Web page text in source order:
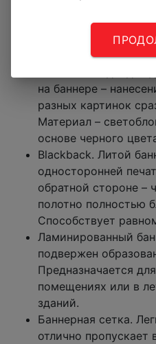
изображения, при
равномерное
световых панелях,
на баннере –
разных картинок
Материал –
основе черного
Blackback. Литой
односторонней
обратной стороне –
полотно полностью
Способствует
Ламинированный
подвержен
Предназначается
помещениях или в
зданий.
Баннерная сетка.
отлично пропускает